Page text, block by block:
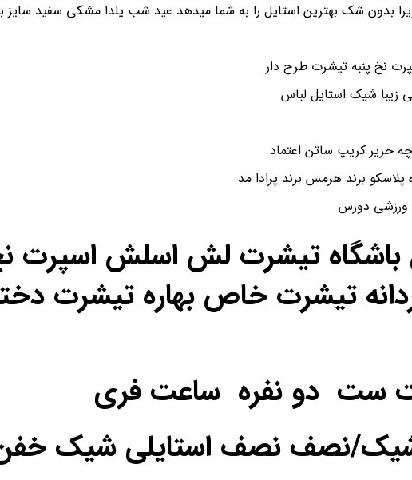
بدون شک بهترین استایل را به شما میدهد عید شب یلدا مشکی سفید سایز
نخ پنبه تیشرت طرح دار
زیبا شیک استایل لباس
برند هرمس برند پرادا مد
ورزشی دورس
باشگاه تیشرت لش اسلش اسپرت
تیشرت خاص بهاره تیشرت
ست دو نفره ساعت فری
شیک/نصف نصف استایلی شیک